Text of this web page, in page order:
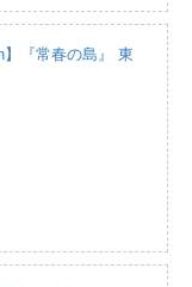
】『常春の島』 東